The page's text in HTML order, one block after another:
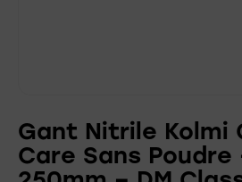
Gant Nitrile Kolmi
Care Sans Poudre